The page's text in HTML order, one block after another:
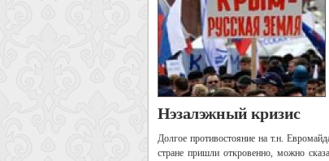
Нэзалэжный кризис
Долгое противостояние на т.н.
стране пришли откровенно, можно